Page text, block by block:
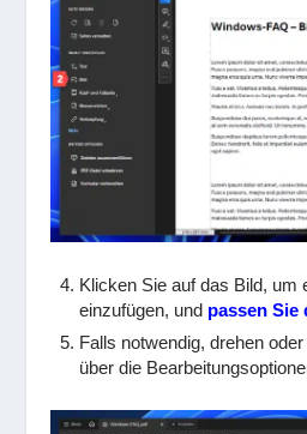
Klicken Sie auf das Bild, um
einzufügen, und passen Sie
Falls notwendig, drehen
über die